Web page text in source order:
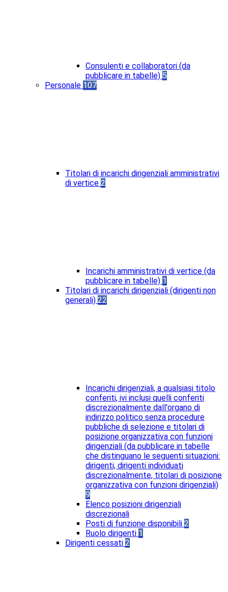
Consulenti e collaboratori (da
pubblicare in tabelle) 5
Personale 107
Titolari di incarichi dirigenziali amministrativi
di vertice 2
Incarichi amministrativi di vertice (da
pubblicare in tabelle) 1
Titolari di incarichi dirigenziali (dirigenti non
generali) 22
Incarichi dirigenziali, a qualsiasi titolo
conferiti, ivi inclusi quelli conferiti
discrezionalmente dall'organo di
indirizzo politico senza procedure
pubbliche di selezione e titolari di
posizione organizzativa con funzioni
dirigenziali (da pubblicare in tabelle
che distinguano le seguenti situazioni:
dirigenti, dirigenti individuati
discrezionalmente, titolari di posizione
organizzativa con funzioni dirigenziali)
9
Elenco posizioni dirigenziali
discrezionali
Posti di funzione disponibili 2
Ruolo dirigenti 1
Dirigenti cessati 2